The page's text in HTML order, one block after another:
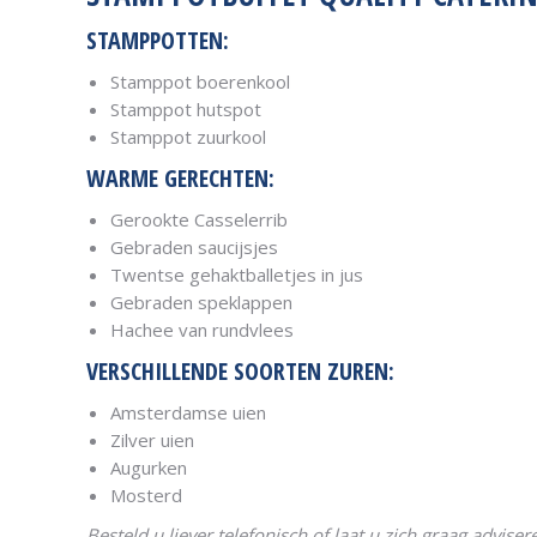
STAMPPOTTEN:
Stamppot boerenkool
Stamppot hutspot
Stamppot zuurkool
WARME GERECHTEN:
Gerookte Casselerrib
Gebraden saucijsjes
Twentse gehaktballetjes in jus
Gebraden speklappen
Hachee van rundvlees
VERSCHILLENDE SOORTEN ZUREN:
Amsterdamse uien
Zilver uien
Augurken
Mosterd